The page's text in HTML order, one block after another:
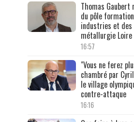
Thomas Gaubert
du pôle
industries et
métallurgie
16:57
"Vous ne ferez
chambré par
le village
contre-attaque
16:16